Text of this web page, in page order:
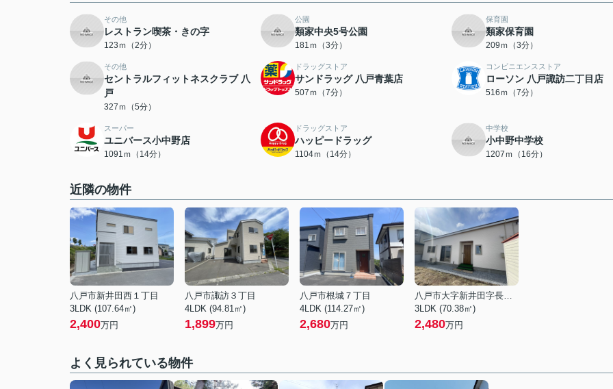
その他
レストラン喫茶・きの字
123ｍ（2分）
公園
類家中央5号公園
181ｍ（3分）
保育園
類家保育園
209ｍ（3分）
その他
セントラルフィットネスクラブ 八
戸
327ｍ（5分）
ドラッグストア
サンドラッグ 八戸青葉店
507ｍ（7分）
コンビニエンスストア
ローソン 八戸諏訪二丁目店
516ｍ（7分）
スーパー
ユニバース小中野店
1091ｍ（14分）
ドラッグストア
ハッピードラッグ
1104ｍ（14分）
中学校
小中野中学校
1207ｍ（16分）
近隣の物件
八戸市新井田西１丁目
3LDK (107.64㎡)
2,400万円
八戸市諏訪３丁目
4LDK (94.81㎡)
1,899万円
八戸市根城７丁目
4LDK (114.27㎡)
2,680万円
八戸市大字新井田字長宝野
3LDK (70.38㎡)
2,480万円
よく見られている物件